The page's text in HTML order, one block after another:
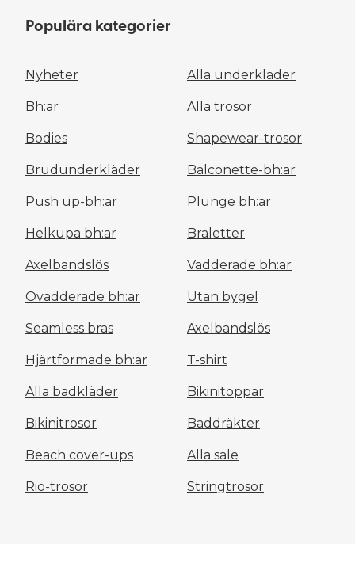
Populära kategorier
Nyheter Alla underkläder
Bh:ar Alla trosor
Bodies Shapewear-trosor
Brudunderkläder Balconette-bh:ar
Push up-bh:ar Plunge bh:ar
Helkupa bh:ar Braletter
Axelbandslös Vadderade bh:ar
Ovadderade bh:ar Utan bygel
Seamless bras Axelbandslös
Hjärtformade bh:ar T-shirt
Alla badkläder Bikinitoppar
Bikinitrosor Baddräkter
Beach cover-ups Alla sale
Rio-trosor Stringtrosor